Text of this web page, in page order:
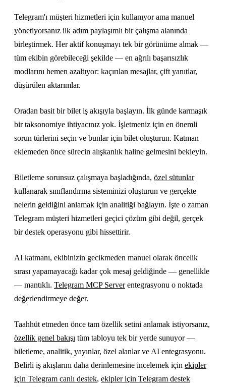
Telegram'ı müşteri hizmetleri için kullanıyor ama manuel
yönetiyorsanız ilk adım paylaşımlı bir çalışma alanında
birleştirmek. Her aktif konuşmayı tek bir görünüme almak —
tüm ekibin görebileceği şekilde — en ağrılı başarısızlık
modlarını hemen azaltıyor: kaçırılan mesajlar, çift yanıtlar,
düşürülen aktarımlar.
Oradan basit bir bilet iş akışıyla başlayın. İlk günde karmaşık
bir taksonomiye ihtiyacınız yok. İşletmeniz için en önemli
sorun türlerini seçin ve bunlar için bilet oluşturun. Katman
eklemeden önce sürecin alışkanlık haline gelmesini bekleyin.
Biletleme sorunsuz çalışmaya başladığında, özel sütunlar
kullanarak sınıflandırma sisteminizi oluşturun ve gerçekte
nelerin geldiğini anlamak için analitiği bağlayın. İşte o zaman
Telegram müşteri hizmetleri geçici çözüm gibi değil, gerçek
bir destek operasyonu gibi hissettirir.
AI katmanı, ekibinizin gecikmeden manuel olarak öncelik
sırası yapamayacağı kadar çok mesaj geldiğinde — genellikle
— mantıklı. Telegram MCP Serverentegrasyonu o noktada
değerlendirmeye değer.
Taahhüt etmeden önce tam özellik setini anlamak istiyorsanız,
özellik genel bakışı tüm tabloyu tek bir yerde sunuyor —
biletleme, analitik, yayınlar, özel alanlar ve AI entegrasyonu.
Belirli iş akışlarını daha derinlemesine incelemek için ekipler
için Telegram canlı destek, ekipler için Telegram destek